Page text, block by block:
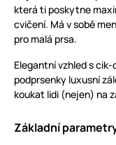
která ti poskytne
cvičení. Má v sobě
pro malá prsa.
Elegantní vzhled s
podprsenky luxusní
koukat lidi (nejen) na
Základní